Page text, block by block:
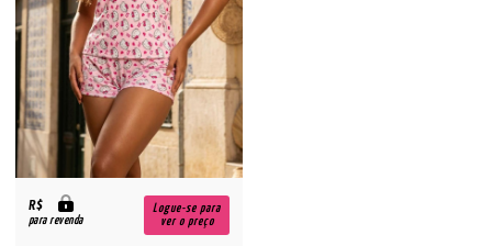
R$
para revenda
Logue-se para
ver o preço